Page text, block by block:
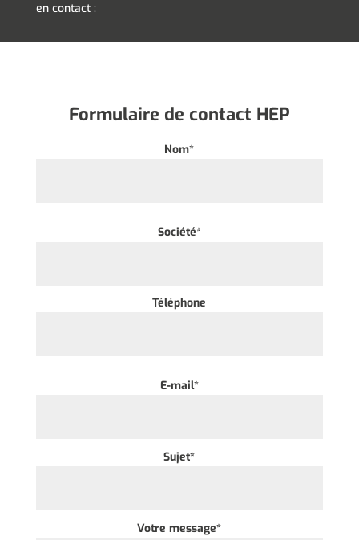
en contact :
Formulaire de contact HEP
Nom*
Société*
Téléphone
E-mail*
Sujet*
Votre message*